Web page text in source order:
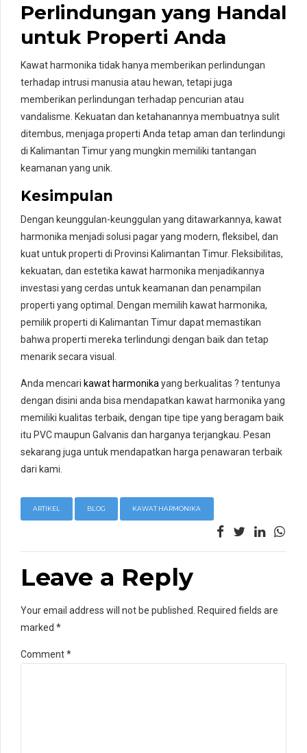
Perlindungan yang Handal
untuk Properti Anda
Kawat harmonika tidak hanya memberikan perlindungan
terhadap intrusi manusia atau hewan, tetapi juga
memberikan perlindungan terhadap pencurian atau
vandalisme. Kekuatan dan ketahanannya membuatnya sulit
ditembus, menjaga properti Anda tetap aman dan terlindungi
di Kalimantan Timur yang mungkin memiliki tantangan
keamanan yang unik.
Kesimpulan
Dengan keunggulan-keunggulan yang ditawarkannya, kawat
harmonika menjadi solusi pagar yang modern, fleksibel, dan
kuat untuk properti di Provinsi Kalimantan Timur. Fleksibilitas,
kekuatan, dan estetika kawat harmonika menjadikannya
investasi yang cerdas untuk keamanan dan penampilan
properti yang optimal. Dengan memilih kawat harmonika,
pemilik properti di Kalimantan Timur dapat memastikan
bahwa properti mereka terlindungi dengan baik dan tetap
menarik secara visual.
Anda mencari kawat harmonika yang berkualitas ? tentunya
dengan disini anda bisa mendapatkan kawat harmonika yang
memiliki kualitas terbaik, dengan tipe tipe yang beragam baik
itu PVC maupun Galvanis dan harganya terjangkau. Pesan
sekarang juga untuk mendapatkan harga penawaran terbaik
dari kami.
ARTIKEL BLOG KAWAT HARMONIKA
Leave a Reply
Your email address will not be published. Required fields are
marked *
Comment*